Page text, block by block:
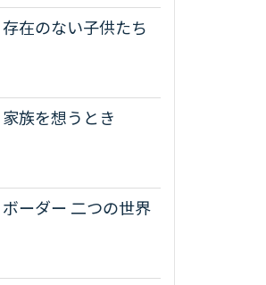
存在のない子供たち
家族を想うとき
ボーダー 二つの世界